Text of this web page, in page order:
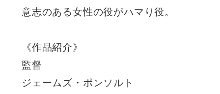
意志のある女性の役がハマり役。
《作品紹介》
監督
ジェームズ・ポンソルト